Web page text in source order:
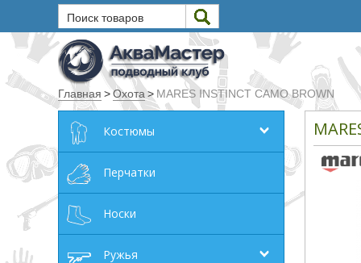
Поиск товаров
Текст
Искать
Любое из слов
Все слова
Точное совпадение
Главная >Охота > MARES INSTINCT CAMO BROWN
Костюмы
Перчатки
Носки
Ружья